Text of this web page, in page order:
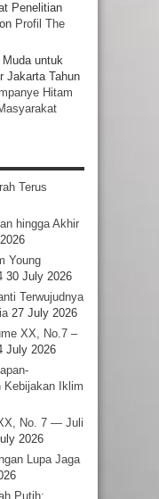
Penelitian
on Profil The
untuk
Jakarta Tahun
Hitam
Terus
hingga Akhir
Young
30 July 2026
Terwujudnya
27 July 2026
XX, No.7 –
July 2026
Kebijakan Iklim
No. 7 — Juli
2026
Lupa Jaga
Putih: